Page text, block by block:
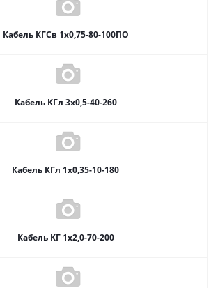
Кабель КГСв 1х0,75-80-100ПО
Кабель КГл 3х0,5-40-260
Кабель КГл 1х0,35-10-180
Кабель КГ 1х2,0-70-200